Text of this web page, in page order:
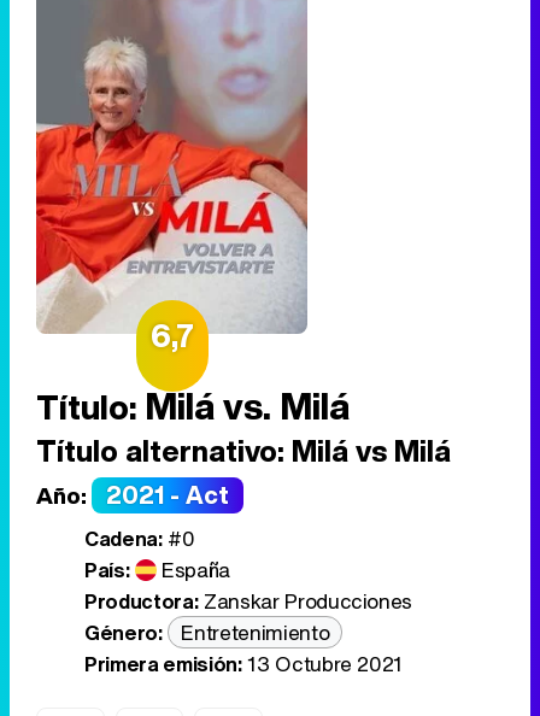
6,7
Título: Milá vs. Milá
Título alternativo: Milá vs Milá
Año: 2021 - Act
Cadena:#0
País:
España
Productora: Zanskar Producciones
Género:
Entretenimiento
Primera emisión:13 Octubre 2021